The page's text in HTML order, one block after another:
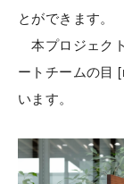
とができます。
本プロジェク
ートチームの目
います。